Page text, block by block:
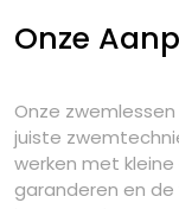
Onze
Onze
juiste
werken met
garanderen en